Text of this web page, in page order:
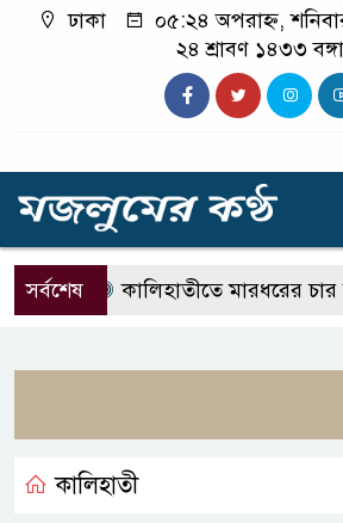
ঢাকা
০৫:২৪ অপরাহ্ন,
২৪ শ্রাবণ ১৪৩৩
সর্বশেষকালিহাতীতে মারধরের চার
কালিহাতী